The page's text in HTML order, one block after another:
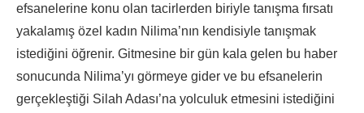
efsanelerine konu olan tacirlerden biriyle tanışma fırsatı
yakalamış özel kadın Nilima’nın kendisiyle tanışmak
istediğini öğrenir. Gitmesine bir gün kala gelen bu haber
sonucunda Nilima’yı görmeye gider ve bu efsanelerin
gerçekleştiği Silah Adası’na yolculuk etmesini istediğini